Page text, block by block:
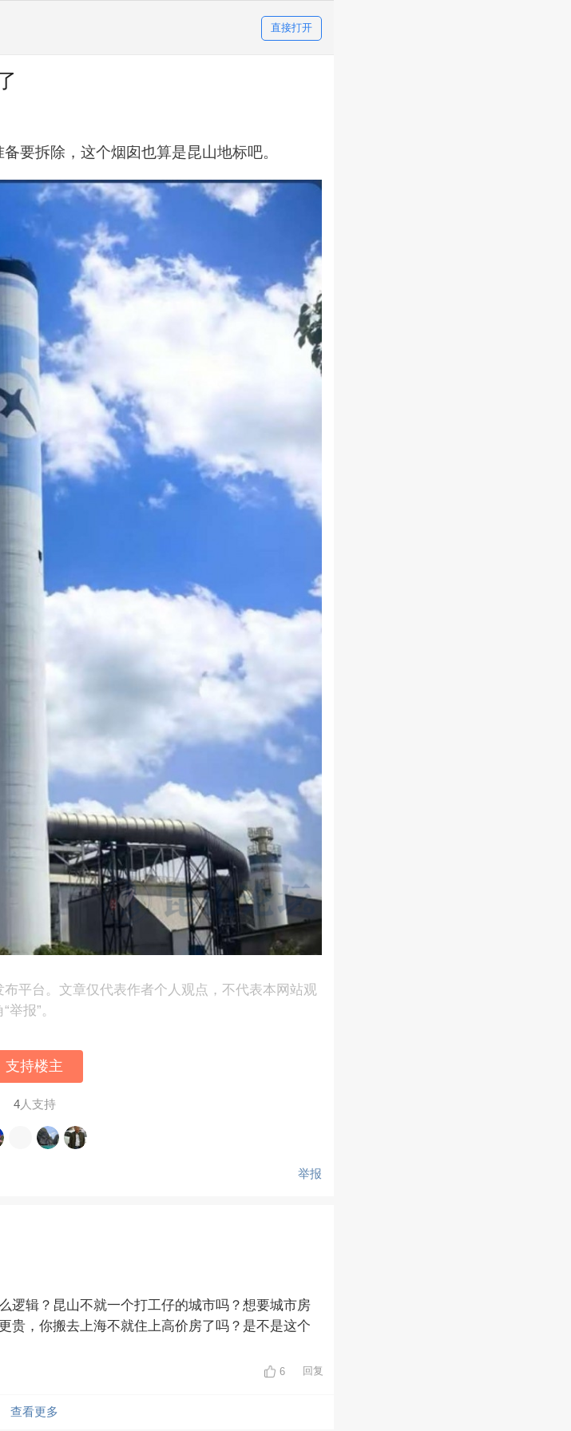
直接打开
要拆除，这个烟囱也算是昆山地标吧。
平台。文章仅代表作者个人观点，不代表本网站观
报”。
支持楼主
4人支持
举报
逻辑？昆山不就一个打工仔的城市吗？想要城市房
贵，你搬去上海不就住上高价房了吗？是不是这个
6 回复
查看更多